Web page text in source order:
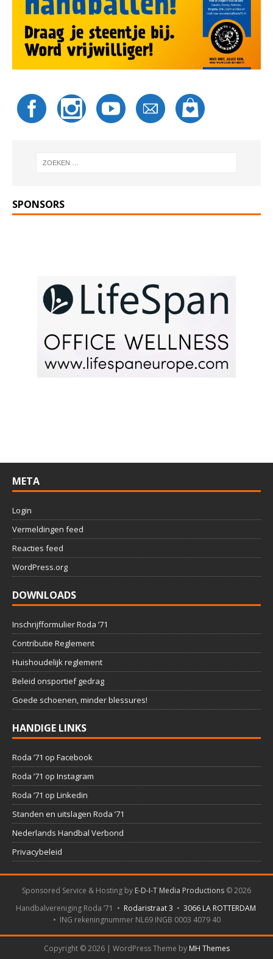
SPONSORS
META
Login
Vermeldingen feed
Reacties feed
WordPress.org
DOWNLOADS
Inschrijfformulier Roda ’71
Contributie Reglement
Huishoudelijk reglement
Beleid onsportief gedrag
Goede schoenen, minder blessures!
HANDIGE LINKS
Roda ’71 op Facebook
Roda ’71 op Instagram
Roda ’71 op Linkedin
Standen en uitslagen Roda ’71
Nederlands Handbal Verbond
Privacybeleid
Sponsored Service & Hosting by E-D-I-T Media Productions ©2026
Handbalvereniging Roda ’71 • Rodaristraat 3 • 3066 LA ROTTERDAM
• ING rekeningnummer NL69 INGB 0003 4079 40
Copyright © 2026 | WordPress Theme by MH Themes